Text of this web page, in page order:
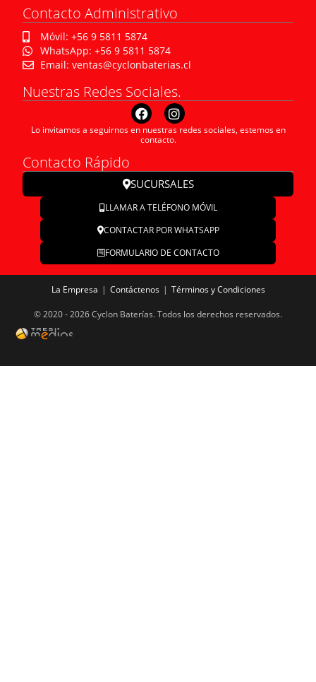
Contacto Administrativo
Móvil: +56 9 5811 5874
WhatsApp: +56 9 5811 5874
Email: ventas@cyclonbaterias.cl
Nuestras Redes Sociales.
Lo invitamos a seguirnos en nuestras redes sociales, estemos en
contacto.
Contacto Rápido
SUCURSALES
LLAMAR A TELÉFONO MÓVIL
CONTACTAR POR WHATSAPP
FORMULARIO DE CONTACTO
La Empresa Contáctenos Términos y Condiciones
© 2020 - 2026 Cyclon Baterías. Todos los derechos reservados.